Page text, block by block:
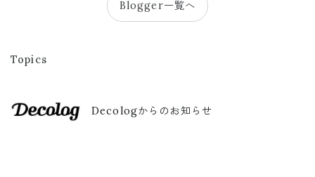
Blogger一覧へ
Topics
Decologからのお知らせ